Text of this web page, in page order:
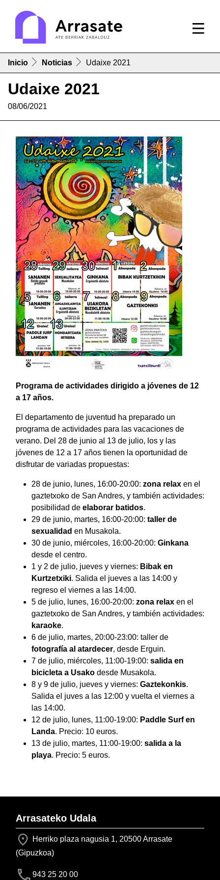
Inicio Noticias Udaixe 2021
Udaixe 2021
08/06/2021
Programa de actividades dirigido a jóvenes de 12
a 17 años.
El departamento de juventud ha preparado un
programa de actividades para las vacaciones de
verano. Del 28 de junio al 13 de julio, los y las
jóvenes de 12 a 17 años tienen la oportunidad de
disfrutar de variadas propuestas:
28 de junio, lunes, 16:00-20:00: zona relax en el
gaztetxoko de San Andres, y también actividades:
posibilidad de elaborar batidos.
29 de junio, martes, 16:00-20:00: taller de
sexualidad en Musakola.
30 de junio, miércoles, 16:00-20:00: Ginkana
desde el centro.
1 y 2 de julio, jueves y viernes: Bibak en
Kurtzetxiki. Salida el jueves a las 14:00 y
regreso el viernes a las 14:00.
5 de julio, lunes, 16:00-20:00: zona relax en el
gaztetxoko de San Andres, y también actividades:
karaoke.
6 de julio, martes, 20:00-23:00: taller de
fotografía al atardecer, desde Erguin.
7 de julio, miércoles, 11:00-19:00: salida en
bicicleta a Usako desde Musakola.
8 y 9 de julio, jueves y viernes: Gaztekonkis.
Salida el juves a las 12:00 y vuelta el viernes a
las 14:00.
12 de julio, lunes, 11:00-19:00: Paddle Surf en
Landa. Precio: 10 euros.
13 de julio, martes, 11:00-19:00: salida a la
playa. Precio: 5 euros.
Arrasateko Udala
Herriko plaza nagusia 1, 20500 Arrasate
(Gipuzkoa)
943 25 20 00